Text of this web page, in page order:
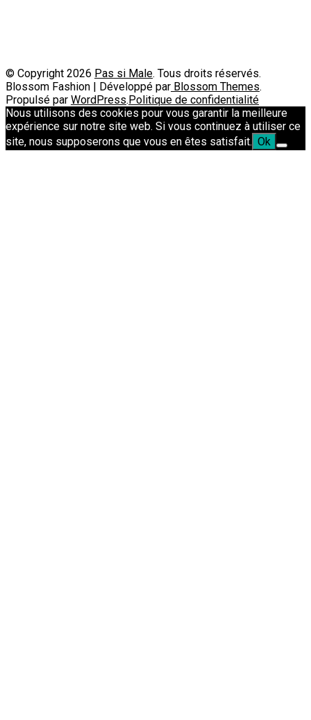
© Copyright 2026 Pas si Male. Tous droits réservés.
Blossom Fashion | Développé par Blossom Themes.
Propulsé par WordPress.Politique de confidentialité
Nous utilisons des cookies pour vous garantir la meilleure
expérience sur notre site web. Si vous continuez à utiliser ce
site, nous supposerons que vous en êtes satisfait. Ok